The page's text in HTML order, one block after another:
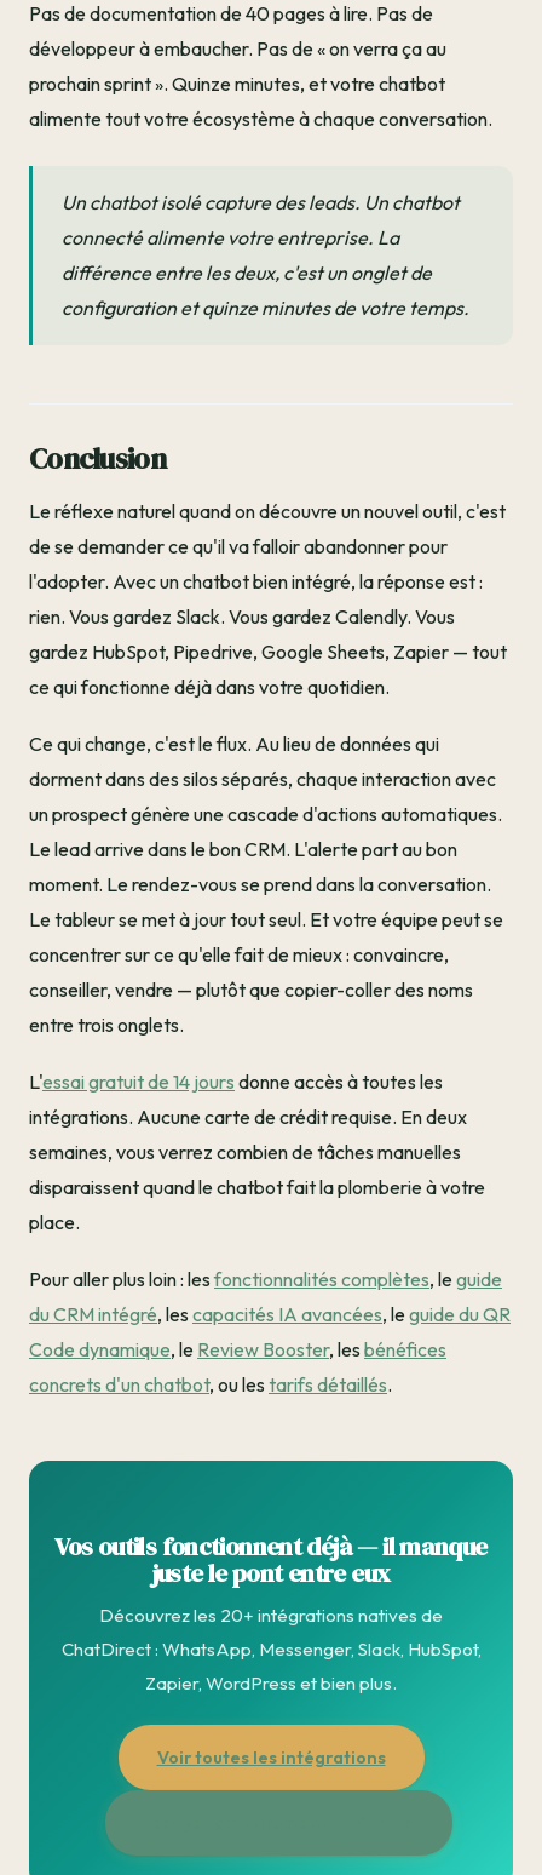
Pas de documentation de 40 pages à lire. Pas de
développeur à embaucher. Pas de « on verra ça au
prochain sprint ». Quinze minutes, et votre chatbot
alimente tout votre écosystème à chaque conversation.
Un chatbot isolé capture des leads. Un chatbot
connecté alimente votre entreprise. La
différence entre les deux, c'est un onglet de
configuration et quinze minutes de votre temps.
Conclusion
Le réflexe naturel quand on découvre un nouvel outil, c'est
de se demander ce qu'il va falloir abandonner pour
l'adopter. Avec un chatbot bien intégré, la réponse est :
rien. Vous gardez Slack. Vous gardez Calendly. Vous
gardez HubSpot, Pipedrive, Google Sheets, Zapier — tout
ce qui fonctionne déjà dans votre quotidien.
Ce qui change, c'est le flux. Au lieu de données qui
dorment dans des silos séparés, chaque interaction avec
un prospect génère une cascade d'actions automatiques.
Le lead arrive dans le bon CRM. L'alerte part au bon
moment. Le rendez-vous se prend dans la conversation.
Le tableur se met à jour tout seul. Et votre équipe peut se
concentrer sur ce qu'elle fait de mieux : convaincre,
conseiller, vendre — plutôt que copier-coller des noms
entre trois onglets.
L'essai gratuit de 14 jours donne accès à toutes les
intégrations. Aucune carte de crédit requise. En deux
semaines, vous verrez combien de tâches manuelles
disparaissent quand le chatbot fait la plomberie à votre
place.
Pour aller plus loin : lesfonctionnalités complètes, leguide
du CRM intégré, les capacités IA avancées, leguide du QR
Code dynamique, le Review Booster, les bénéfices
concrets d'un chatbot, ou les tarifs détaillés.
Vos outils fonctionnent déjà — il manque
juste le pont entre eux
Découvrez les 20+ intégrations natives de
ChatDirect : WhatsApp, Messenger, Slack, HubSpot,
Zapier, WordPress et bien plus.
Voir toutes les intégrations